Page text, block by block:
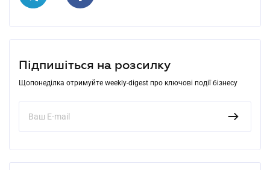
Підпишіться на розсилку
Щопонеділка отримуйте weekly-digest про ключові події бізнесу